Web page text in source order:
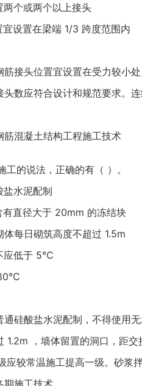
两个或两个以上接头
设置在梁端 1/3 跨度范围内
筋接头位置宜设置在受力较
数应符合设计和规范要求。
筋混凝土结构工程施工技术
的说法，正确的有（ ）。
盐水泥配制
有直径大于 20mm 的冻结块
每日砌筑高度不超过 1.5m
应低于 5℃
80℃
通硅酸盐水泥配制，不得使
1.2m ，墙体留置的洞口，距
应较常温施工提高一级。砂浆
期施工技术